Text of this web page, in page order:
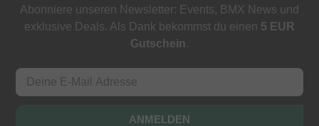
Abonniere unseren Newsletter: Events, BMX News und
exklusive Deals. Als Dank bekommst du einen 5 EUR
Gutschein.
ANMELDEN